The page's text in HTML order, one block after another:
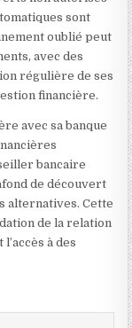
sont
oublié peut
avec des
régulière de ses
financière.
avec sa banque
bancaire
de découvert
alternatives. Cette
de la relation
à des